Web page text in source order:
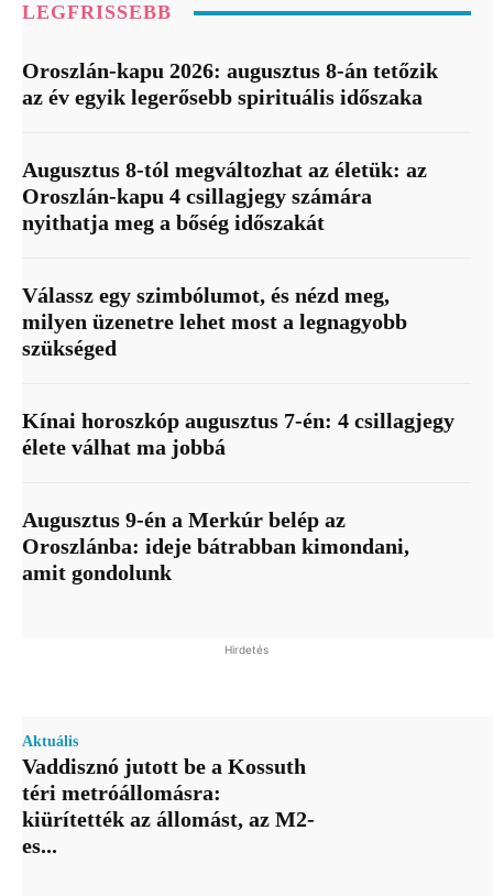
LEGFRISSEBB
Oroszlán-kapu 2026: augusztus 8-án tetőzik
az év egyik legerősebb spirituális időszaka
Augusztus 8-tól megváltozhat az életük: az
Oroszlán-kapu 4 csillagjegy számára
nyithatja meg a bőség időszakát
Válassz egy szimbólumot, és nézd meg,
milyen üzenetre lehet most a legnagyobb
szükséged
Kínai horoszkóp augusztus 7-én: 4 csillagjegy
élete válhat ma jobbá
Augusztus 9-én a Merkúr belép az
Oroszlánba: ideje bátrabban kimondani,
amit gondolunk
Hirdetés
Aktuális
Vaddisznó jutott be a Kossuth
téri metróállomásra:
kiürítették az állomást, az M2-
es...